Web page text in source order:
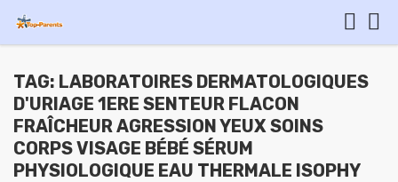
TAG: LABORATOIRES DERMATOLOGIQUES
D'URIAGE 1ERE SENTEUR FLACON
FRAÎCHEUR AGRESSION YEUX SOINS
CORPS VISAGE BÉBÉ SÉRUM
PHYSIOLOGIQUE EAU THERMALE ISOPHY